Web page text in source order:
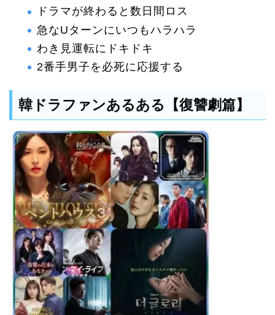
ドラマが終わると数日間ロス
急なUターンにいつもハラハラ
わき見運転にドキドキ
2番手男子を必死に応援する
韓ドラファンあるある【復讐劇篇】